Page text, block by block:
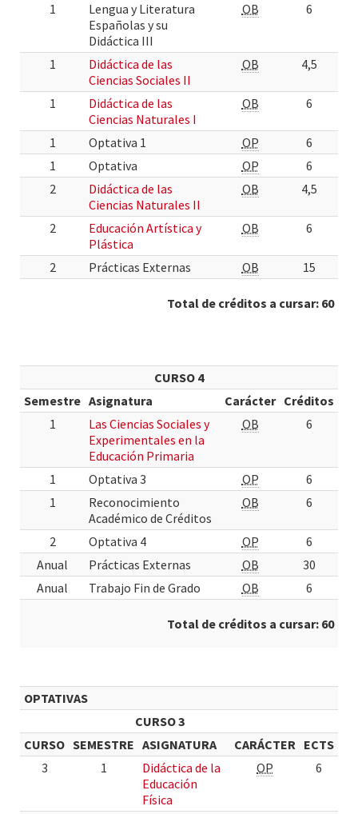
1
Lengua y Literatura
Españolas y su
Didáctica III
OB 6
1
Didáctica de las
Ciencias Sociales II
OB 4,5
1
Didáctica de las
Ciencias Naturales I
OB 6
1 Optativa 1 OP
6
1
Optativa OP
6
2
Didáctica de las
Ciencias Naturales II
OB 4,5
2
Educación Artística y
Plástica
OB 6
2 Prácticas Externas OB 15
Total de créditos a cursar: 60
CURSO 4
Semestre Asignatura Carácter Créditos
1
Las Ciencias Sociales y
Experimentales en la
Educación Primaria
OB 6
1 Optativa 3 OP
6
1
Reconocimiento
Académico de Créditos
OB 6
2 Optativa 4 OP
6
Anual
Prácticas Externas OB
30
Anual
Trabajo Fin de Grado OB 6
Total de créditos a cursar: 60
OPTATIVAS
CURSO 3
CURSO SEMESTRE ASIGNATURA CARÁCTER ECTS
3
1
Didáctica de la
Educación
Física
OP 6